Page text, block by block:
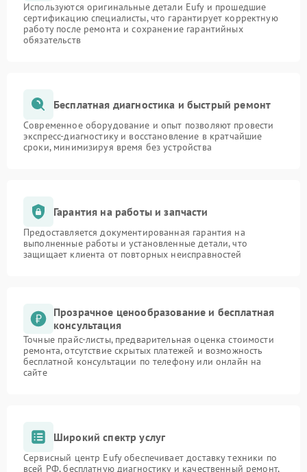
Используются оригинальные детали Eufy и прошедшие
сертификацию специалисты, что гарантирует корректную
работу после ремонта и сохранение гарантийных
обязательств
Бесплатная диагностика и быстрый ремонт
Современное оборудование и опыт позволяют провести
экспресс-диагностику и восстановление в кратчайшие
сроки, минимизируя время без устройства
Гарантия на работы и запчасти
Предоставляется документированная гарантия на
выполненные работы и установленные детали, что
защищает клиента от повторных неисправностей
Прозрачное ценообразование и бесплатная
консультация
Точные прайс-листы, предварительная оценка стоимости
ремонта, отсутствие скрытых платежей и возможность
бесплатной консультации по телефону или онлайн на
сайте
Широкий спектр услуг
Сервисный центр Eufy обеспечивает доставку техники по
всей РФ, бесплатную диагностику и качественный ремонт,